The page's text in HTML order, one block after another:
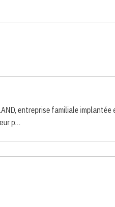
entreprise familiale implantée
p…